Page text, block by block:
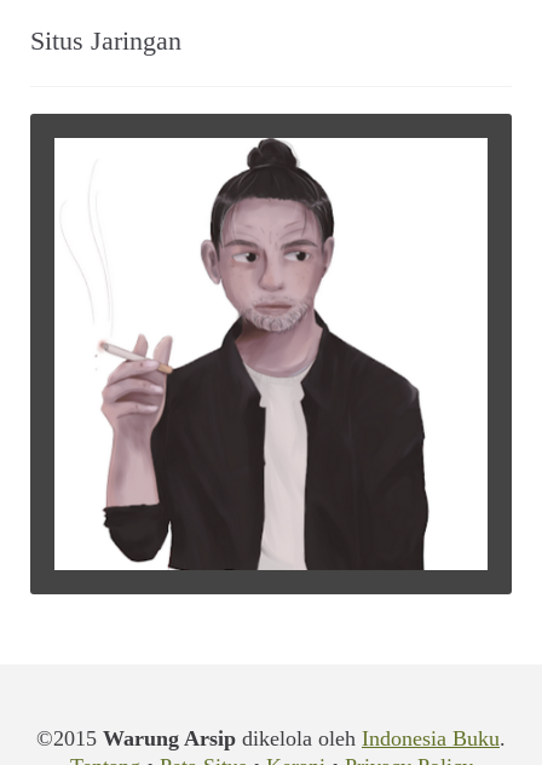
Situs Jaringan
©2015 Warung Arsip dikelola oleh Indonesia Buku.